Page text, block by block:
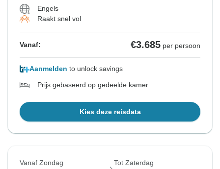
Engels
Raakt snel vol
Vanaf: €3.685 per persoon
Aanmelden to unlock savings
Prijs gebaseerd op gedeelde kamer
Kies deze reisdata
Vanaf Zondag Tot Zaterdag